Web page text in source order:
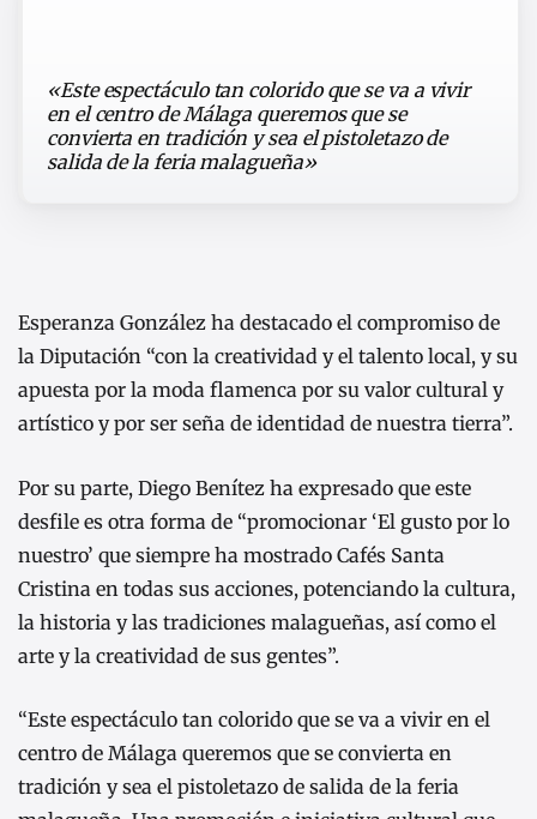
«Este espectáculo tan colorido que se va a vivir
en el centro de Málaga queremos que se
convierta en tradición y sea el pistoletazo de
salida de la feria malagueña»
Esperanza González ha destacado el compromiso de
la Diputación “con la creatividad y el talento local, y su
apuesta por la moda flamenca por su valor cultural y
artístico y por ser seña de identidad de nuestra tierra”.
Por su parte, Diego Benítez ha expresado que este
desfile es otra forma de “promocionar ‘El gusto por lo
nuestro’ que siempre ha mostrado Cafés Santa
Cristina en todas sus acciones, potenciando la cultura,
la historia y las tradiciones malagueñas, así como el
arte y la creatividad de sus gentes”.
“Este espectáculo tan colorido que se va a vivir en el
centro de Málaga queremos que se convierta en
tradición y sea el pistoletazo de salida de la feria